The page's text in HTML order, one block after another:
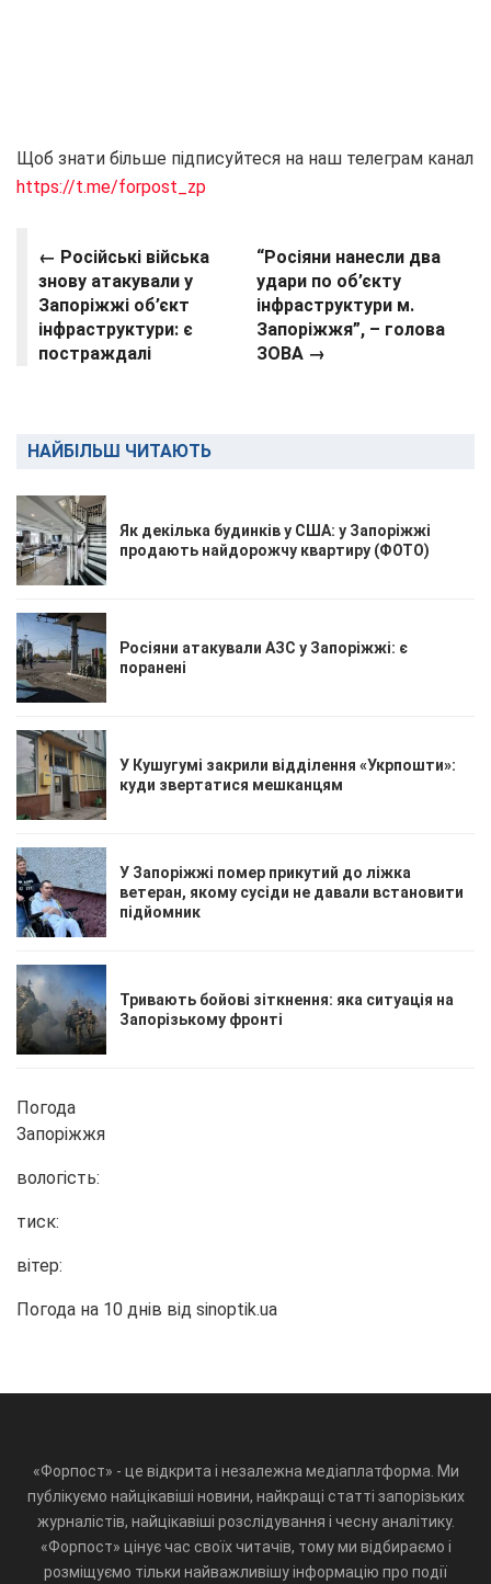
Щоб знати більше підписуйтеся на наш телеграм канал
https://t.me/forpost_zp
← Російські війська
знову атакували у
Запоріжжі об’єкт
інфраструктури: є
постраждалі
“Росіяни нанесли два
удари по об’єкту
інфраструктури м.
Запоріжжя”, – голова
ЗОВА →
НАЙБІЛЬШ ЧИТАЮТЬ
Як декілька будинків у США: у Запоріжжі
продають найдорожчу квартиру (ФОТО)
Росіяни атакували АЗС у Запоріжжі: є
поранені
У Кушугумі закрили відділення «Укрпошти»:
куди звертатися мешканцям
У Запоріжжі помер прикутий до ліжка
ветеран, якому сусіди не давали встановити
підйомник
Тривають бойові зіткнення: яка ситуація на
Запорізькому фронті
Погода
Запоріжжя
вологість:
тиск:
вітер:
Погода на 10 днів від sinoptik.ua
«Форпост» - це відкрита і незалежна медіаплатформа. Ми
публікуємо найцікавіші новини, найкращі статті запорізьких
журналістів, найцікавіші розслідування і чесну аналітику.
«Форпост» цінує час своїх читачів, тому ми відбираємо і
розміщуємо тільки найважливішу інформацію про події